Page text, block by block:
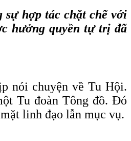
sự hợp tác chặt chẽ với
hưởng quyền tự trị đã
nói chuyện về Tu Hội.
Tu đoàn Tông đồ. Đó
linh đạo lẫn mục vụ.